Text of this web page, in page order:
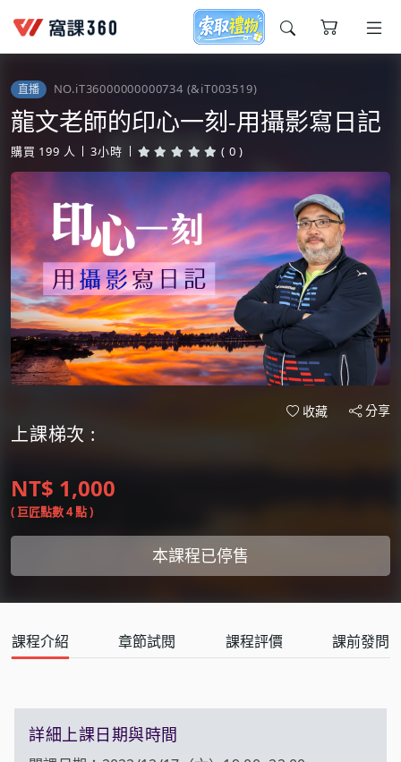
今天想要學什麼?
窩課推薦給您
直播 NO.iT36000000000734 (&iT003519)
龍文老師的印心一刻-用攝影寫日記
購買 199 人 3小時 ( 0 )
收藏 分享
上課梯次 :
NT$ 1,000
( 巨匠點數 4 點 )
本課程已停售
課程介紹 章節試閱 課程評價 課前發問
詳細上課日期與時間